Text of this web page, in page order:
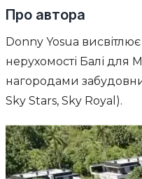
Про автора
Donny Yosua
нерухомості Балі для
нагородами
Sky Stars, Sky Royal).